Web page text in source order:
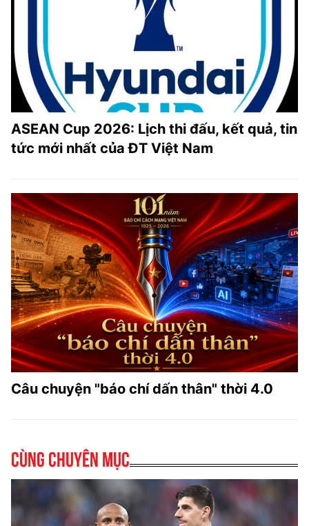
ASEAN Cup 2026: Lịch thi đấu, kết quả, tin
tức mới nhất của ĐT Việt Nam
Câu chuyện "báo chí dấn thân" thời 4.0
Cùng chuyên mục